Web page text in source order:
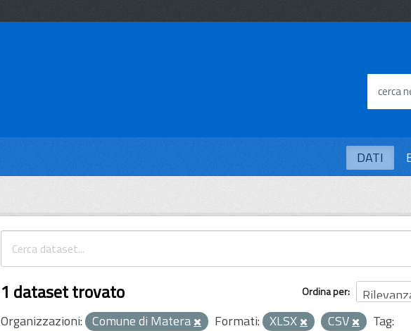
cerca
DATI
Ordina per
1 dataset trovato
Organizzazioni: Comune di Matera Formati: XLSX CSV
Tag: